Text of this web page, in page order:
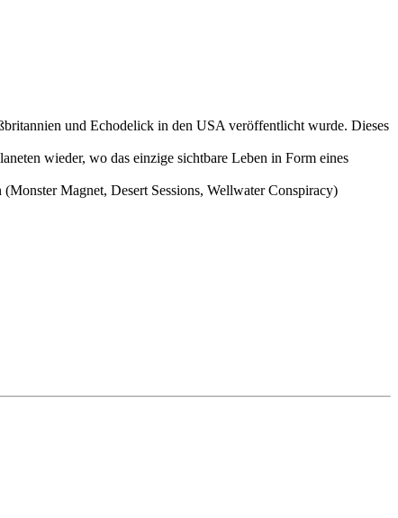
und Echodelick in den USA veröffentlicht wurde. Dieses
wieder, wo das einzige sichtbare Leben in Form eines
Magnet, Desert Sessions, Wellwater Conspiracy)